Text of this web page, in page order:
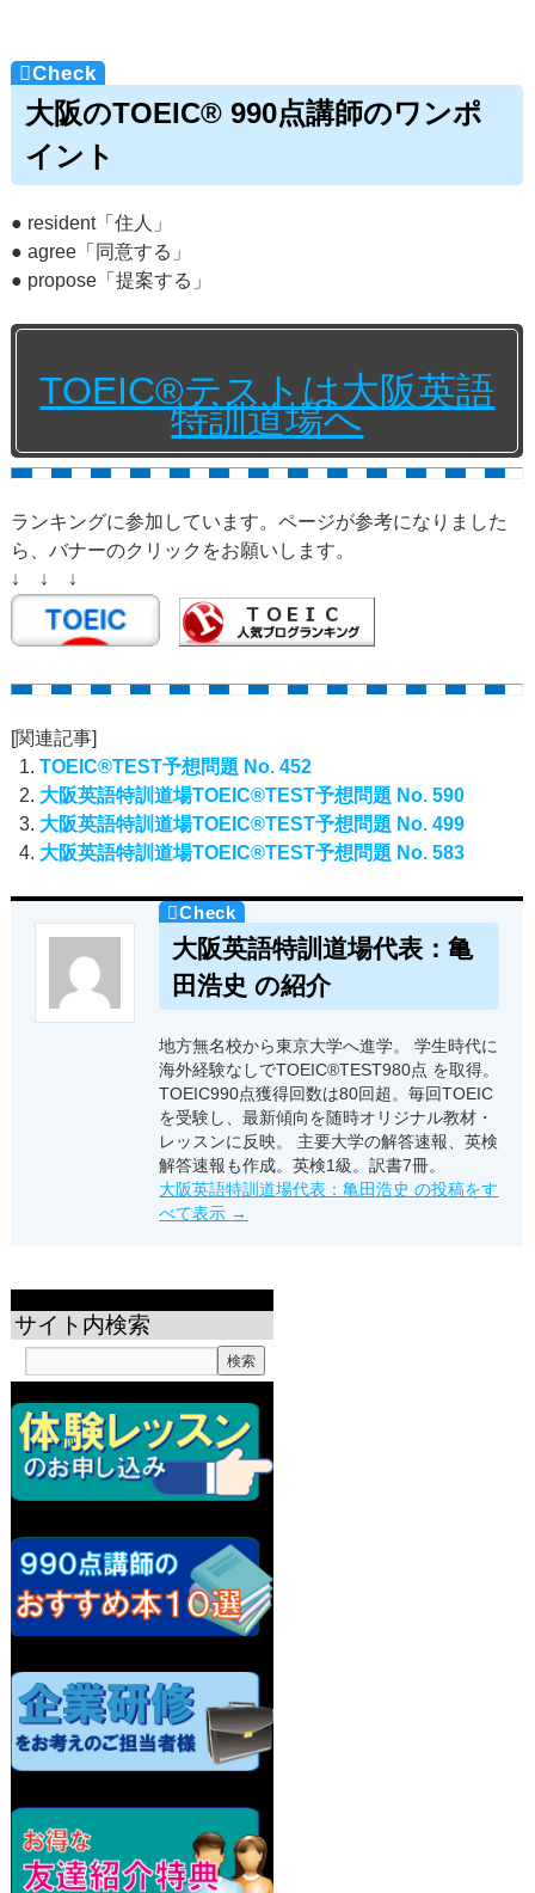
大阪のTOEIC® 990点講師のワンポ
イント
● resident「住人」
● agree「同意する」
● propose「提案する」
TOEIC®テストは大阪英語
特訓道場へ
ランキングに参加しています。ページが参考になりました
ら、バナーのクリックをお願いします。
↓ ↓ ↓
[関連記事]
TOEIC®TEST予想問題 No. 452
大阪英語特訓道場TOEIC®TEST予想問題 No. 590
大阪英語特訓道場TOEIC®TEST予想問題 No. 499
大阪英語特訓道場TOEIC®TEST予想問題 No. 583
大阪英語特訓道場代表：亀
田浩史 の紹介
地方無名校から東京大学へ進学。 学生時代に
海外経験なしでTOEIC®TEST980点 を取得。
TOEIC990点獲得回数は80回超。毎回TOEIC
を受験し、最新傾向を随時オリジナル教材・
レッスンに反映。 主要大学の解答速報、英検
解答速報も作成。英検1級。訳書7冊。
大阪英語特訓道場代表：亀田浩史 の投稿をす
べて表示 →
サイト内検索